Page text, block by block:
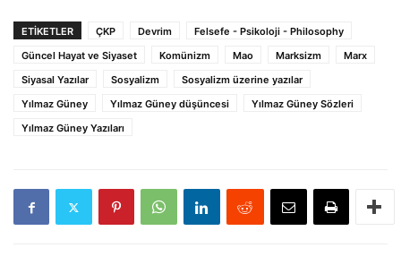
ETIKETLER ÇKP Devrim
Felsefe - Psikoloji - Philosophy
Güncel Hayat ve Siyaset
Komünizm Mao Marksizm
Marx
Siyasal Yazılar
Sosyalizm
Sosyalizm üzerine yazılar
Yılmaz Güney
Yılmaz Güney düşüncesi
Yılmaz Güney Sözleri
Yılmaz Güney Yazıları